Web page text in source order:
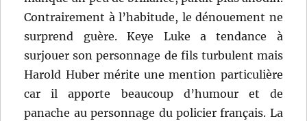
Contrairement à l’habitude, le dénouement ne
surprend guère. Keye Luke a tendance à
surjouer son personnage de fils turbulent mais
Harold Huber mérite une mention particulière
car il apporte beaucoup d’humour et de
panache au personnage du policier français. La